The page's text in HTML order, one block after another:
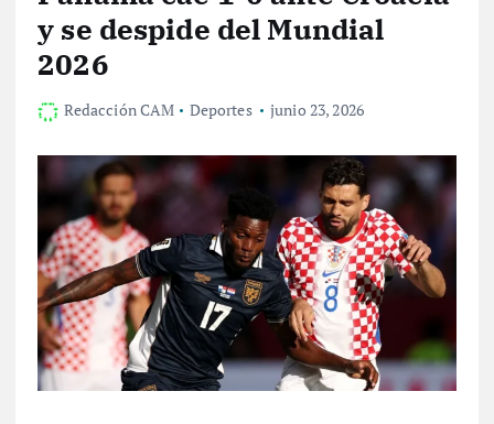
y se despide del Mundial
2026
Redacción CAM Deportes junio 23, 2026